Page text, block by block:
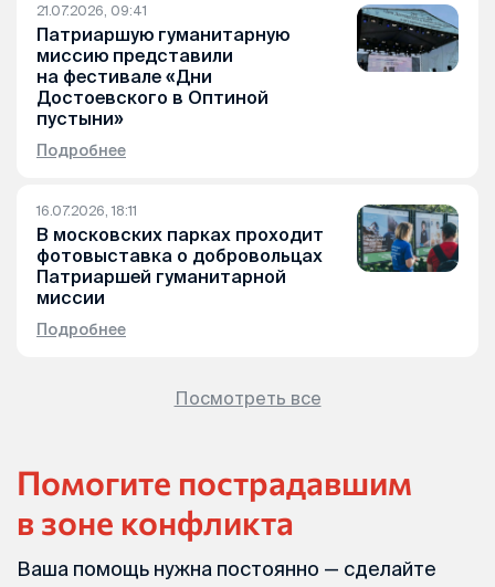
21.07.2026, 09:41
Патриаршую гуманитарную
миссию представили
на фестивале «Дни
Достоевского в Оптиной
пустыни»
Подробнее
16.07.2026, 18:11
В московских парках проходит
фотовыставка о добровольцах
Патриаршей гуманитарной
миссии
Подробнее
Посмотреть все
Помогите пострадавшим
в зоне конфликта
Ваша помощь нужна постоянно — сделайте